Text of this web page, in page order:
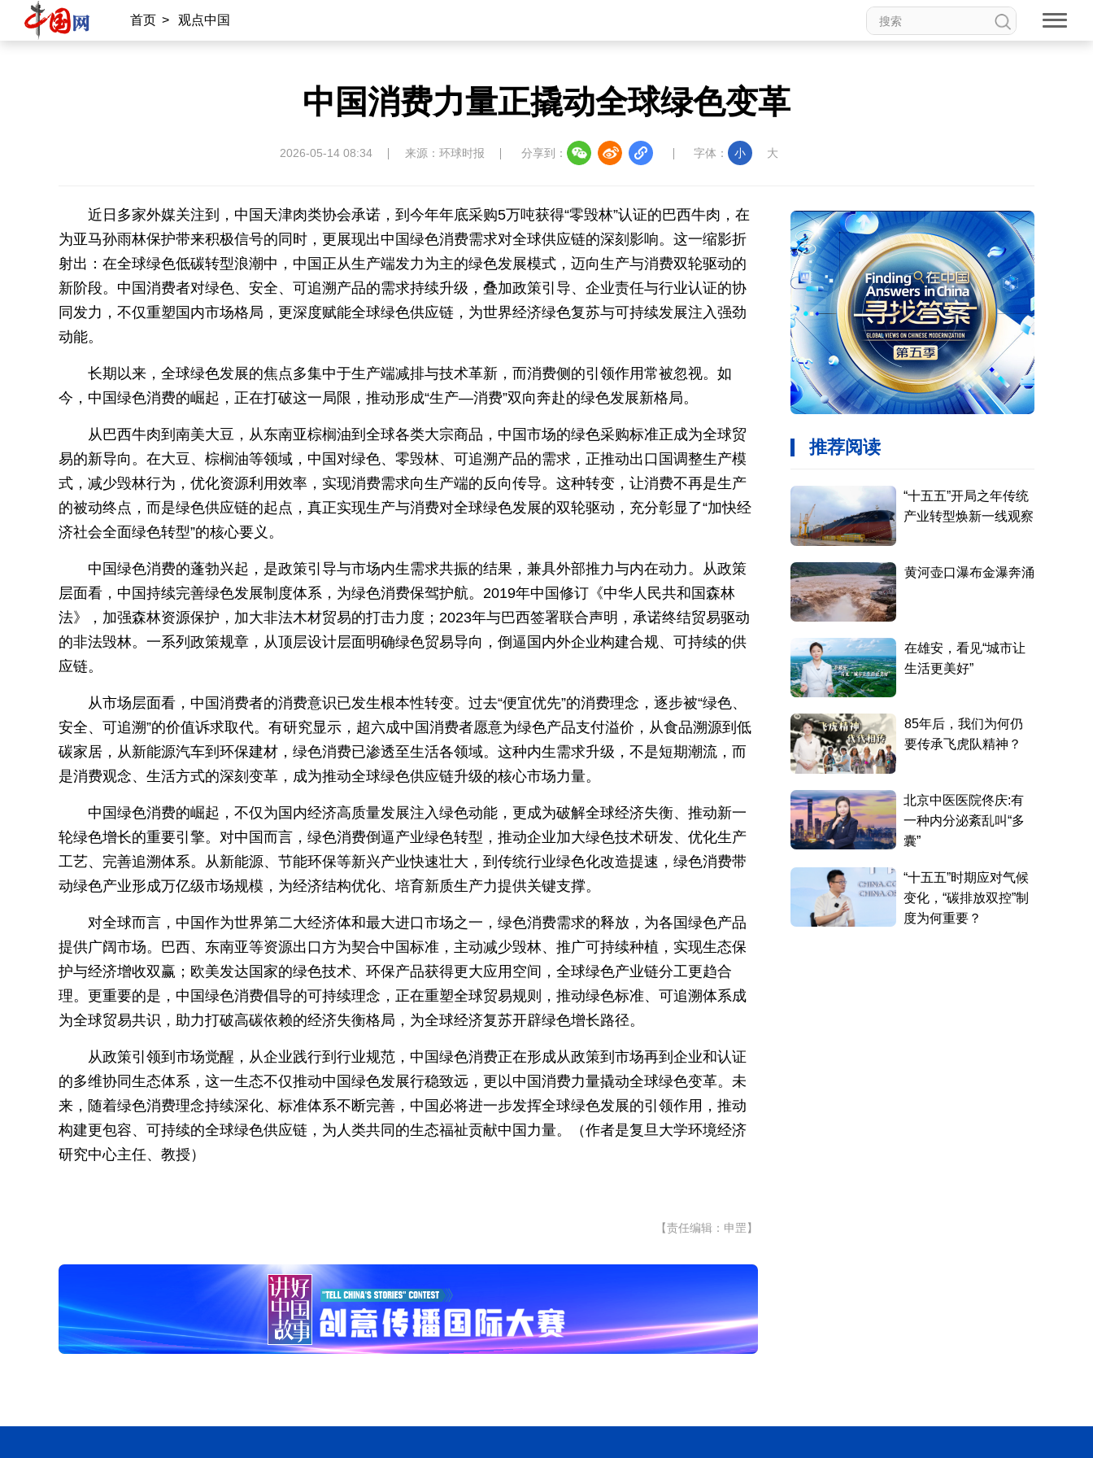
首页 > 观点中国
中国消费力量正撬动全球绿色变革
2026-05-14 08:34 来源：环球时报 分享到： 字体： 小 大
近日多家外媒关注到，中国天津肉类协会承诺，到今年年底采购5万吨获得“零毁林”认证的巴西牛肉，在
为亚马孙雨林保护带来积极信号的同时，更展现出中国绿色消费需求对全球供应链的深刻影响。这一缩影折
射出：在全球绿色低碳转型浪潮中，中国正从生产端发力为主的绿色发展模式，迈向生产与消费双轮驱动的
新阶段。中国消费者对绿色、安全、可追溯产品的需求持续升级，叠加政策引导、企业责任与行业认证的协
同发力，不仅重塑国内市场格局，更深度赋能全球绿色供应链，为世界经济绿色复苏与可持续发展注入强劲
动能。
长期以来，全球绿色发展的焦点多集中于生产端减排与技术革新，而消费侧的引领作用常被忽视。如
今，中国绿色消费的崛起，正在打破这一局限，推动形成“生产—消费”双向奔赴的绿色发展新格局。
从巴西牛肉到南美大豆，从东南亚棕榈油到全球各类大宗商品，中国市场的绿色采购标准正成为全球贸
易的新导向。在大豆、棕榈油等领域，中国对绿色、零毁林、可追溯产品的需求，正推动出口国调整生产模
式，减少毁林行为，优化资源利用效率，实现消费需求向生产端的反向传导。这种转变，让消费不再是生产
的被动终点，而是绿色供应链的起点，真正实现生产与消费对全球绿色发展的双轮驱动，充分彰显了“加快经
济社会全面绿色转型”的核心要义。
中国绿色消费的蓬勃兴起，是政策引导与市场内生需求共振的结果，兼具外部推力与内在动力。从政策
层面看，中国持续完善绿色发展制度体系，为绿色消费保驾护航。2019年中国修订《中华人民共和国森林
法》，加强森林资源保护，加大非法木材贸易的打击力度；2023年与巴西签署联合声明，承诺终结贸易驱动
的非法毁林。一系列政策规章，从顶层设计层面明确绿色贸易导向，倒逼国内外企业构建合规、可持续的供
应链。
从市场层面看，中国消费者的消费意识已发生根本性转变。过去“便宜优先”的消费理念，逐步被“绿色、
安全、可追溯”的价值诉求取代。有研究显示，超六成中国消费者愿意为绿色产品支付溢价，从食品溯源到低
碳家居，从新能源汽车到环保建材，绿色消费已渗透至生活各领域。这种内生需求升级，不是短期潮流，而
是消费观念、生活方式的深刻变革，成为推动全球绿色供应链升级的核心市场力量。
中国绿色消费的崛起，不仅为国内经济高质量发展注入绿色动能，更成为破解全球经济失衡、推动新一
轮绿色增长的重要引擎。对中国而言，绿色消费倒逼产业绿色转型，推动企业加大绿色技术研发、优化生产
工艺、完善追溯体系。从新能源、节能环保等新兴产业快速壮大，到传统行业绿色化改造提速，绿色消费带
动绿色产业形成万亿级市场规模，为经济结构优化、培育新质生产力提供关键支撑。
对全球而言，中国作为世界第二大经济体和最大进口市场之一，绿色消费需求的释放，为各国绿色产品
提供广阔市场。巴西、东南亚等资源出口方为契合中国标准，主动减少毁林、推广可持续种植，实现生态保
护与经济增收双赢；欧美发达国家的绿色技术、环保产品获得更大应用空间，全球绿色产业链分工更趋合
理。更重要的是，中国绿色消费倡导的可持续理念，正在重塑全球贸易规则，推动绿色标准、可追溯体系成
为全球贸易共识，助力打破高碳依赖的经济失衡格局，为全球经济复苏开辟绿色增长路径。
从政策引领到市场觉醒，从企业践行到行业规范，中国绿色消费正在形成从政策到市场再到企业和认证
的多维协同生态体系，这一生态不仅推动中国绿色发展行稳致远，更以中国消费力量撬动全球绿色变革。未
来，随着绿色消费理念持续深化、标准体系不断完善，中国必将进一步发挥全球绿色发展的引领作用，推动
构建更包容、可持续的全球绿色供应链，为人类共同的生态福祉贡献中国力量。（作者是复旦大学环境经济
研究中心主任、教授）
【责任编辑：申罡】